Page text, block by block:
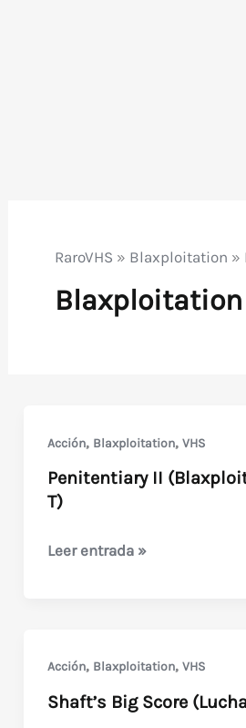
RaroVHS » Blaxploitation »
Blaxploitation
Acción, Blaxploitation, VHS
Penitentiary II
T)
Penitentiary
T)
Leer entrada »
Acción, Blaxploitation, VHS
Shaft’s Big Score